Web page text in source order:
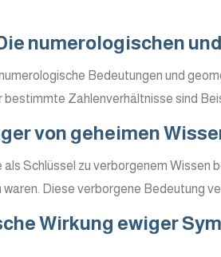
numerologischen
Bedeutungen und
bestimmte Zahlenverhältnisse sind
von geheimen
als Schlüssel zu verborgenem
waren. Diese verborgene Bedeutung
Wirkung ewiger